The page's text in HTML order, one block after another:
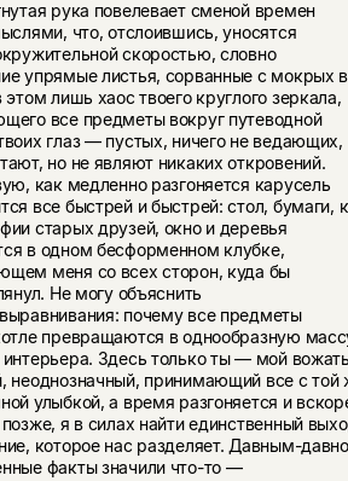
рука повелевает сменой времен
что, отслоившись, уносятся
скоростью, словно
упрямые листья, сорванные с мокрых
лишь хаос твоего круглого зеркала,
все предметы вокруг путеводной
глаз — пустых, ничего не ведающих,
но не являют никаких откровений.
как медленно разгоняется карусель
все быстрей и быстрей: стол, бумаги,
старых друзей, окно и деревья
в одном бесформенном клубке,
меня со всех сторон, куда бы
Не могу объяснить
почему все предметы
превращаются в однообразную
Здесь только ты — мой
неоднозначный, принимающий все с той
улыбкой, а время разгоняется и
позже, я в силах найти единственный
которое нас разделяет. Давным-давно
факты значили что-то —